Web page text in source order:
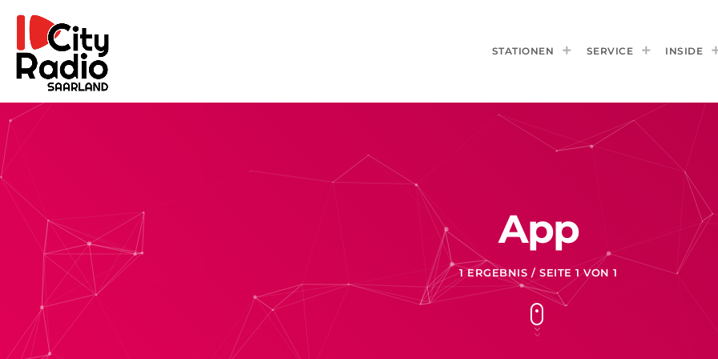
STATIONEN SERVICE INSIDE
App
1 ERGEBNIS / SEITE 1 VON 1